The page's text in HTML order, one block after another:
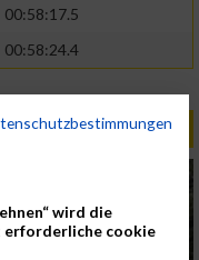
00:58:17.5
00:58:24.4
wird die
erforderliche cookie